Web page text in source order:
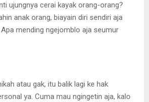
ujungnya cerai kayak orang-orang?
anak orang, biayain diri sendiri aja
mending ngejomblo aja seumur
atau gak, itu balik lagi ke hak
ya. Cuma mau ngingetin aja, kalo